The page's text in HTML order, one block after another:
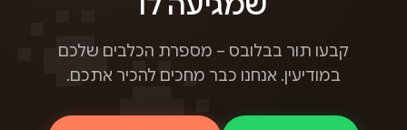
קבעו תור בבלובס – מספרת הכלבים שלכם
במודיעין. אנחנו כבר מחכים להכיר אתכם.